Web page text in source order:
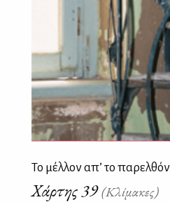
Το μέλλον απ’ το παρελθόν
Χάρτης 39(Κλίμακες)